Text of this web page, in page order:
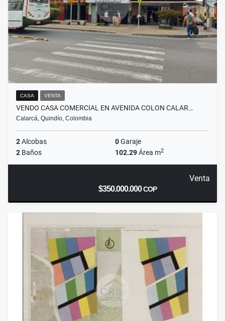
CASA VENTA
VENDO CASA COMERCIAL EN AVENIDA COLON CALAR…
Calarcá, Quindío, Colombia
2Alcobas 0Garaje
2 Baños 102.29Área m2
Venta
$350.000.000COP